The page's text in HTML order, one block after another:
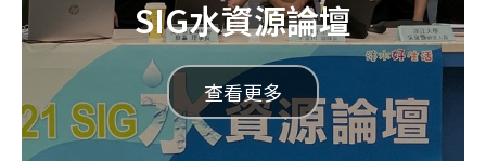
SIG水資源論壇
查看更多